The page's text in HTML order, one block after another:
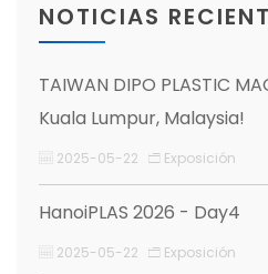
NOTICIAS
TAIWAN DIPO PLASTIC
Kuala Lumpur, Malaysia!
2025-05-22 Exposición
HanoiPLAS 2026 - Day4
2025-05-22 Exposición